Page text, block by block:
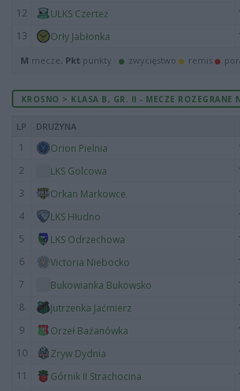
12 ULKS Czerteż
13
Orły Jabłonka
M mecze, Pkt punkty · zwycięstwo remis
KROSNO > KLASA B, GR. II - MECZE ROZEGRANE
LP DRUŻYNA
1 Orion Pielnia
2
LKS Golcowa
3
Orkan Markowce
4
LKS Hłudno
5
LKS Odrzechowa
6
Victoria Niebocko
7
Bukowianka Bukowsko
8
Jutrzenka Jaćmierz
9
Orzeł Bażanówka
10
Zryw Dydnia
11
Górnik II Strachocina